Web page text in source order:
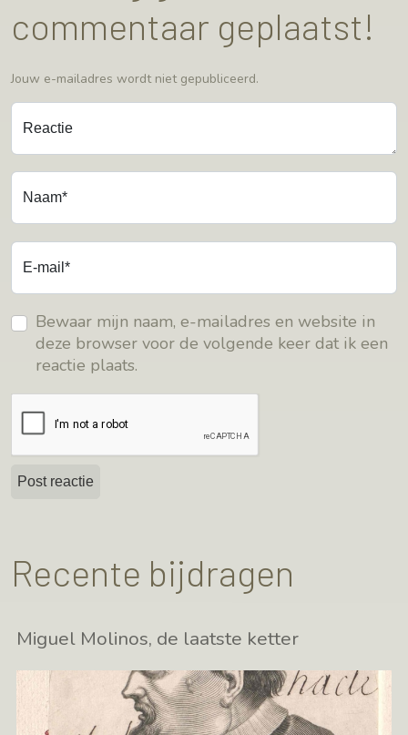
commentaar geplaatst!
Jouw e-mailadres wordt niet gepubliceerd.
Reactie
Naam*
E-mail*
Bewaar mijn naam, e-mailadres en website in
deze browser voor de volgende keer dat ik een
reactie plaats.
Recente bijdragen
Miguel Molinos, de laatste ketter